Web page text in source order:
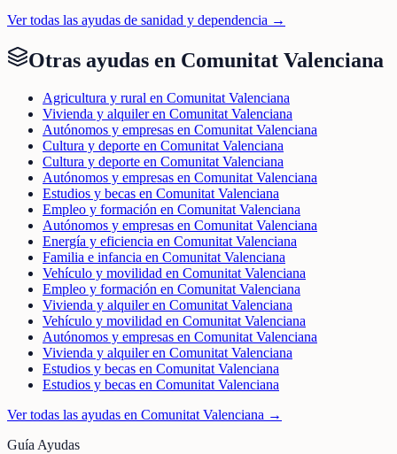
Ver todas las ayudas de sanidad y dependencia →
Otras ayudas en Comunitat Valenciana
Agricultura y rural en Comunitat Valenciana
Vivienda y alquiler en Comunitat Valenciana
Autónomos y empresas en Comunitat Valenciana
Cultura y deporte en Comunitat Valenciana
Cultura y deporte en Comunitat Valenciana
Autónomos y empresas en Comunitat Valenciana
Estudios y becas en Comunitat Valenciana
Empleo y formación en Comunitat Valenciana
Autónomos y empresas en Comunitat Valenciana
Energía y eficiencia en Comunitat Valenciana
Familia e infancia en Comunitat Valenciana
Vehículo y movilidad en Comunitat Valenciana
Empleo y formación en Comunitat Valenciana
Vivienda y alquiler en Comunitat Valenciana
Vehículo y movilidad en Comunitat Valenciana
Autónomos y empresas en Comunitat Valenciana
Vivienda y alquiler en Comunitat Valenciana
Estudios y becas en Comunitat Valenciana
Estudios y becas en Comunitat Valenciana
Ver todas las ayudas en Comunitat Valenciana →
Guía Ayudas